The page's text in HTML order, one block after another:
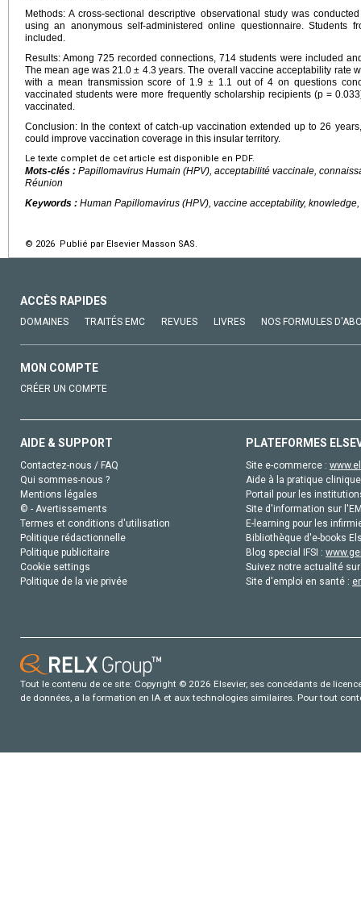
Methods: A cross-sectional descriptive observational study was
using an anonymous self-administered online questionnaire. Students
included.
Results: Among 725 recorded connections, 714 students were included
The mean age was 21.0 ± 4.3 years. The overall vaccine acceptability rate
with a mean transmission score of 1.9 ± 1.1 out of 4 on questions
vaccinated students were more frequently scholarship recipients (p =
vaccinated.
Conclusion: In the context of catch-up vaccination extended up to 26
could improve vaccination coverage in this insular territory.
Le texte complet de cet article est disponible en PDF.
Mots-clés : Papillomavirus Humain (HPV), acceptabilité vaccinale,
Réunion
Keywords : Human Papillomavirus (HPV), vaccine acceptability,
© 2026 Publié par Elsevier Masson SAS.
ACCÈS RAPIDES
DOMAINES TRAITÉS EMC REVUES LIVRES NOS FORMULES
MON COMPTE
CRÉER UN COMPTE
AIDE & SUPPORT
Contactez-nous / FAQ
Qui sommes-nous ?
Mentions légales
© - Avertissements
Termes et conditions d'utilisation
Politique rédactionnelle
Politique publicitaire
Cookie settings
Politique de la vie privée
PLATEFORMES
Site e-commerce :
Aide à la pratique
Portail pour les
Site d'information sur
E-learning pour les
Bibliothèque d'e-books
Blog special IFSI :
Suivez notre actualité
Site d'emploi en santé :
Tout le contenu de ce site: Copyright © 2026 Elsevier, ses concédants de
de données, a la formation en IA et aux technologies similaires. Pour tout